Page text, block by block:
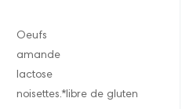
Oeufs
amande
lactose
noisettes.*libre de gluten